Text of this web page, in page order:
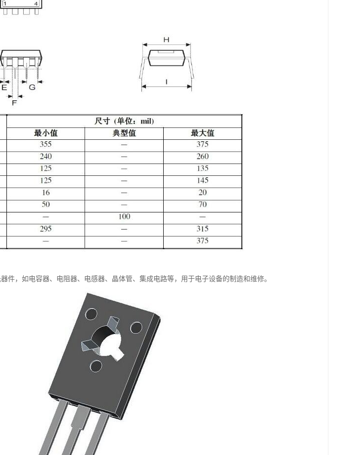
件，如电容器、电阻器、电感器、晶体管、集成电路等，用于电子设备的制造和维修。